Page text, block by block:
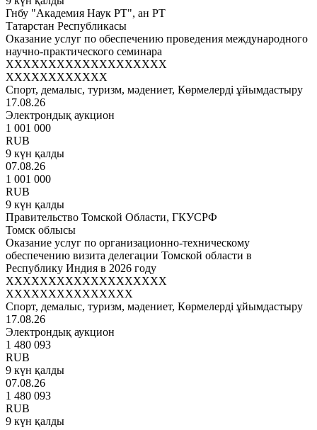
Гнбу "Академия Наук РТ", ан РТ
Татарстан Республикасы
Оказание услуг по обеспечению проведения международного
научно-практического семинара
XXXXXXXXXXXXXXXXXXX
XXXXXXXXXXXX
Спорт, демалыс, туризм, мәдениет, Көрмелерді ұйымдастыру
17.08.26
Электрондық аукцион
1 001 000
RUB
9 күн қалды
07.08.26
1 001 000
RUB
9 күн қалды
Правительство Томской Области, ГКУСРФ
Томск облысы
Оказание услуг по организационно-техническому
обеспечению визита делегации Томской области в
Республику Индия в 2026 году
XXXXXXXXXXXXXXXXXXX
XXXXXXXXXXXXXXX
Спорт, демалыс, туризм, мәдениет, Көрмелерді ұйымдастыру
17.08.26
Электрондық аукцион
1 480 093
RUB
9 күн қалды
07.08.26
1 480 093
RUB
9 күн қалды